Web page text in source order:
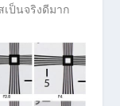
ป็นจริงดีมาก